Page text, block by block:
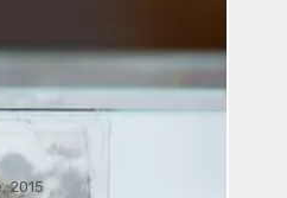
último aliento”
2015